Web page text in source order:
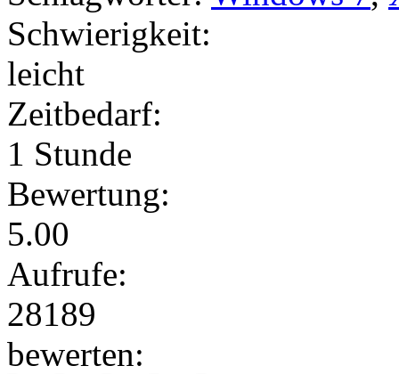
Schwierigkeit:
leicht
Zeitbedarf:
1 Stunde
Bewertung:
5.00
Aufrufe:
28189
bewerten: